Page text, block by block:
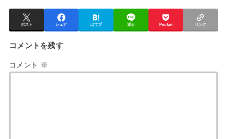
ポスト シェア はてブ 送る Pocket リンク
コメントを残す
コメント ※